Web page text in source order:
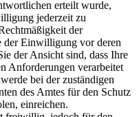
erteilt wurde,
jederzeit zu
der
der Einwilligung vor deren
der Ansicht sind, dass Ihre
Anforderungen verarbeitet
bei der zuständigen
des Amtes für den Schutz
einreichen.